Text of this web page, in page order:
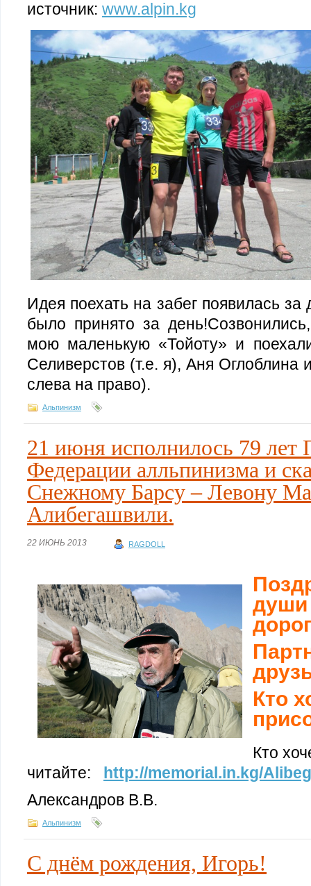
источник: www.alpin.kg
Идея поехать на забег появилась
было принято за
мою маленькую «Тойоту» и
Селиверстов (т.е. я), Аня
слева на право).
Альпинизм
21 июня исполнилось 79 лет
Федерации алльпинизма и
Снежному Барсу – Левону
Алибегашвили.
22 ИЮНЬ 2013 RAGDOLL
души
Кто
Кто
читайте:
http://memorial.in.kg/
Александров В.В.
Альпинизм
С днём рождения, Игорь!